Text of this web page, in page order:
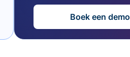
Boek een demo